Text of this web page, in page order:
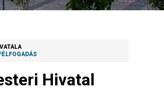
Hivatal